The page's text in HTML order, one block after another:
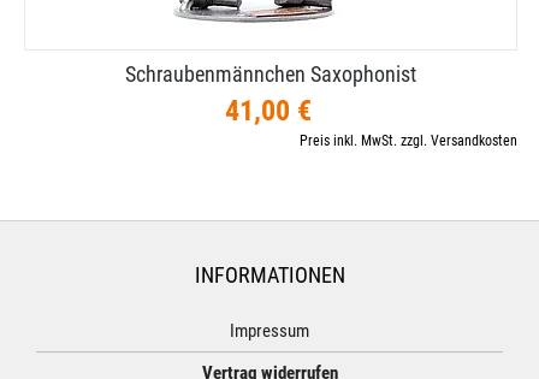
Schraubenmännchen Saxophonist
41,00 €
Preis inkl. MwSt. zzgl. Versandkosten
INFORMATIONEN
Impressum
Vertrag widerrufen